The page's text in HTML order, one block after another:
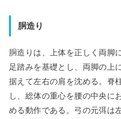
胴造り
胴造りは、上体を正しく両脚
足踏みを基礎とし、両脚の上
据えて左右の肩を沈める。脊
し、総体の重心を腰の中央に
める動作である。弓の元弭は